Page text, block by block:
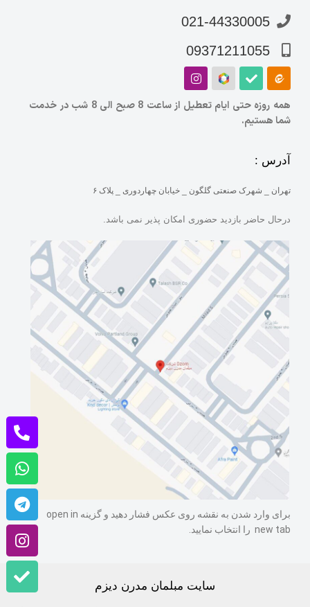
021-44330005
09371211055
همه روزه حتی ایام تعطیل از ساعت 8 صبح الی 8 شب در خدمت
شما هستیم.
آدرس :
تهران _ شهرک صنعتی گلگون _ خیابان چهاردوری _ پلاک ۶
درحال حاضر بازدید حضوری امکان پذیر نمی باشد.
برای وارد شدن به نقشه روی عکس فشار دهید و گزینه open in
new tab را انتخاب نمایید.
سایت مبلمان مدرن دیزم